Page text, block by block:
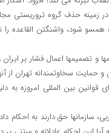
در زمینه حذف گروه تروریستی
همسو شود، واشنگتن
و تصمیمها اعمال فشار بر
و حمایت سخاوتمندانه تهران از
قوانین بین المللی امروزه به
حق دارند به احکام